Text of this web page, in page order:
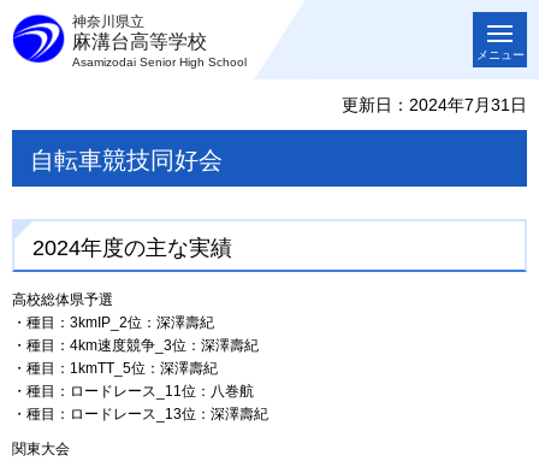
神奈川県立
麻溝台高等学校
Asamizodai Senior High School
メニュー
更新日：2024年7月31日
自転車競技同好会
2024年度の主な実績
高校総体県予選
・種目：3kmIP_2位：深澤壽紀
・種目：4km速度競争_3位：深澤壽紀
・種目：1kmTT_5位：深澤壽紀
・種目：ロードレース_11位：八巻航
・種目：ロードレース_13位：深澤壽紀
関東大会